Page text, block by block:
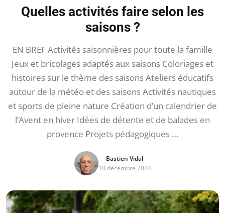
Quelles activités faire selon les
saisons ?
EN BREF Activités saisonnières pour toute la famille
Jeux et bricolages adaptés aux saisons Coloriages et
histoires sur le thème des saisons Ateliers éducatifs
autour de la météo et des saisons Activités nautiques
et sports de pleine nature Création d’un calendrier de
l’Avent en hiver Idées de détente et de balades en
provence Projets pédagogiques …
Bastien Vidal
10 décembre 2024